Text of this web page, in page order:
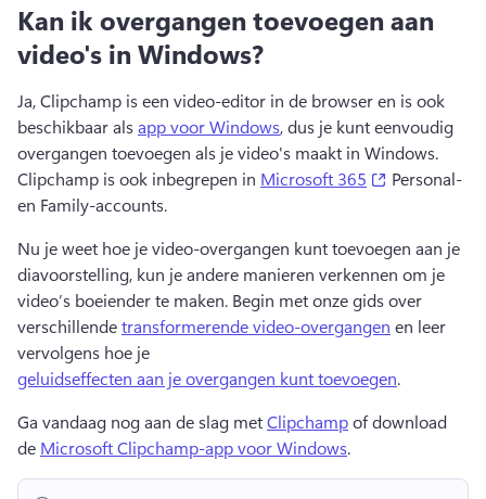
Kan ik overgangen toevoegen aan
video's in Windows?
Ja, Clipchamp is een video-editor in de browser en is ook
beschikbaar als app voor Windows, dus je kunt eenvoudig
Clipchamp is ook inbegrepen in Microsoft 365 (opens in a
Personal-
en Family-accounts.
Nu je weet hoe je video-overgangen kunt toevoegen aan je
diavoorstelling, kun je andere manieren verkennen om je
video’s boeiender te maken. Begin met onze gids over
verschillende transformerende video-overgangen en leer
vervolgens hoe je
geluidseffecten aan je overgangen kunt toevoegen.
Ga vandaag nog aan de slag met Clipchamp of download
de Microsoft Clipchamp-app voor Windows.